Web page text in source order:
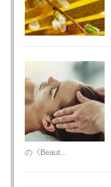
の《Beaut...